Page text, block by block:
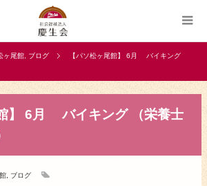
ヶ尾館 ブログ
【パソ松ヶ尾館】 6月 バイキング
館】 6月 バイキング （栄養士
ブログ